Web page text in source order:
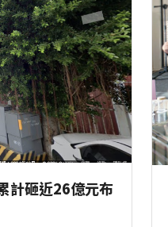
計砸近26億元布